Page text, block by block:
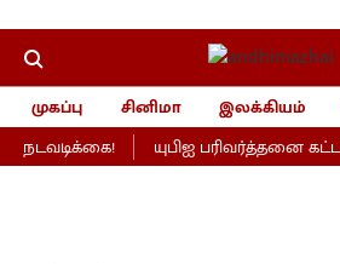
முகப்பு சினிமா இலக்கியம்
யுபிஐ பரிவர்த்தனை